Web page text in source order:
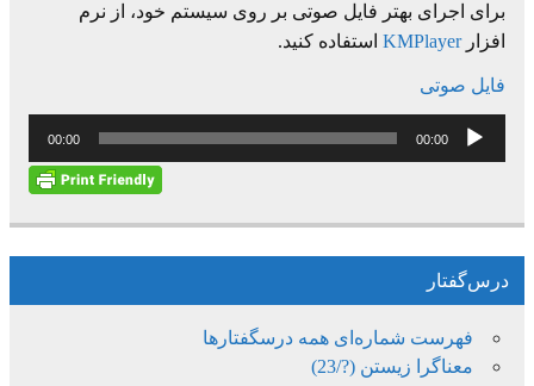
برای اجرای بهتر فایل صوتی بر روی سیستم خود، از نرم
افزارKMPlayer استفاده کنید.
فایل صوتی
پخش‌کننده
صوت
00:00
00:00
درس‌گفتار
فهرست شماره‌ای همه درسگفتارها
معناگرا زیستن (?/23)